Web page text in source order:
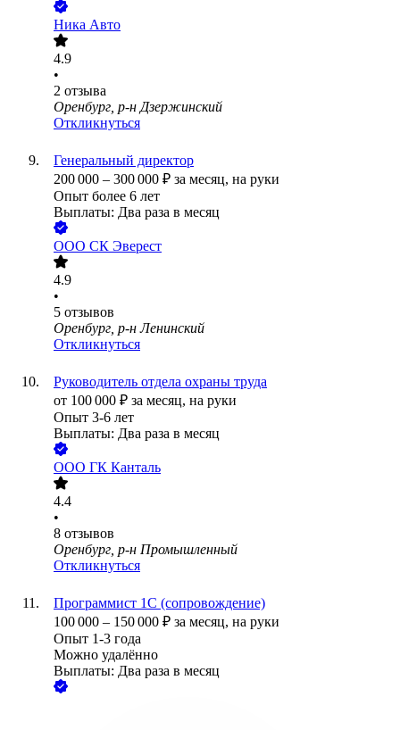
Ника Авто
4.9
•
2 отзыва
Оренбург, р-н Дзержинский
Откликнуться
Генеральный директор
200 000 – 300 000 ₽ за месяц, на руки
Опыт более 6 лет
Выплаты: Два раза в месяц
ООО СК Эверест
4.9
•
5 отзывов
Оренбург, р-н Ленинский
Откликнуться
Руководитель отдела охраны труда
от 100 000 ₽ за месяц, на руки
Опыт 3-6 лет
Выплаты: Два раза в месяц
ООО ГК Канталь
4.4
•
8 отзывов
Оренбург, р-н Промышленный
Откликнуться
Программист 1С (сопровождение)
100 000 – 150 000 ₽ за месяц, на руки
Опыт 1-3 года
Можно удалённо
Выплаты: Два раза в месяц